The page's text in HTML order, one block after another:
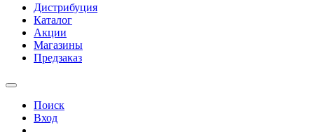
Дистрибуция
Каталог
Акции
Магазины
Предзаказ
Поиск
Вход